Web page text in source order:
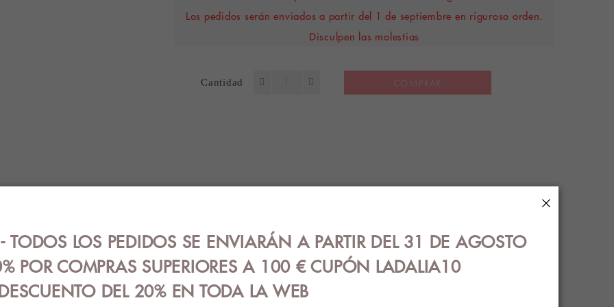
Los pedidos serán enviados a partir del 1 de septiembre en riguroso orden.
Disculpen las molestias
Cantidad COMPRAR
Essentials en color azul, marino y fantasía.
- 5% elastano.
LOS PEDIDOS SE ENVIARÁN A PARTIR DEL 31 DE AGOSTO
POR COMPRAS SUPERIORES A 100 € CUPÓN LADALIA10
DEL 20% EN TODA LA WEB
×